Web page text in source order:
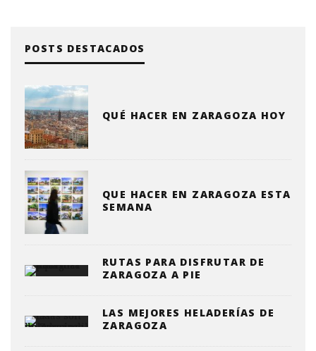
POSTS DESTACADOS
QUÉ HACER EN ZARAGOZA HOY
QUE HACER EN ZARAGOZA ESTA
SEMANA
RUTAS PARA DISFRUTAR DE
ZARAGOZA A PIE
LAS MEJORES HELADERÍAS DE
ZARAGOZA